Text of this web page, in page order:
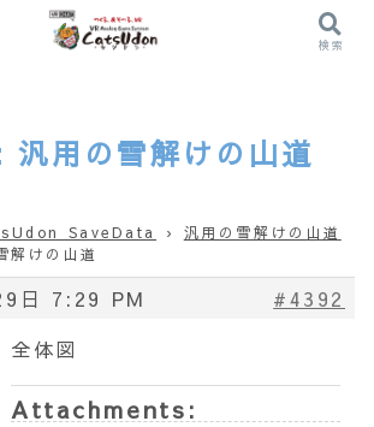
汎用の雪解けの山道
SaveData ›
汎用の雪解けの山道
解けの山道
日 7:29 PM #4392
全体図
Attachments:
検索